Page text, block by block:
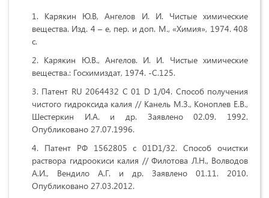
Карякин Ю.В, Ангелов И. И. Чистые химические
вещества. Изд. 4 – е, пер. и доп. М., «Химия», 1974. 408
с.
Карякин Ю.В., Ангелов. И. И. Чистые химические
вещества.: Госхимиздат, 1974. -С.125.
Патент RU 2064432 C 01 D 1/04. Способ получения
чистого гидроксида калия // Канель М.З., Коноплев Е.В.,
Шестеркин И.А. и др. Заявлено 02.09. 1992.
Опубликовано 27.07.1996.
Патент РФ 1562805 с 01D1/32. Способ очистки
раствора гидроокиси калия // Филотова Л.Н., Волводов
А.И., Вендило А.Г. и др. Заявлено 01.11. 2010.
Опубликовано 27.03.2012.